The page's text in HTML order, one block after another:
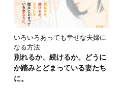
いろいろあっても幸せな夫婦に
なる方法
別れるか、続けるか。どうに
か踏みとどまっている妻たち
に。